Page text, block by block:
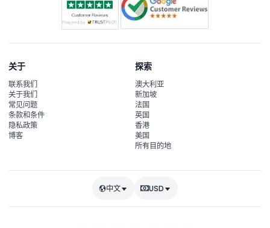
关于
联系我们
关于我们
常见问题
条款和条件
隐私政策
博客
探索
澳大利亚
新加坡
法国
英国
香港
美国
所有目的地
中文 USD